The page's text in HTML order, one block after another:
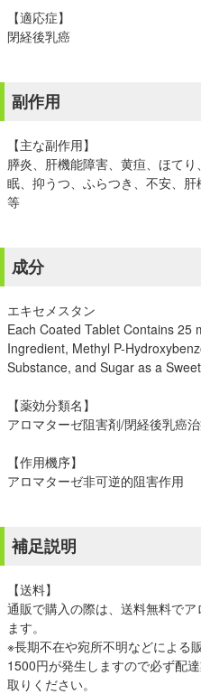
【適応症】
閉経後乳癌
副作用
【主な副作用】
膵炎、肝機能障害、黄疸、ほて
眠、抑うつ、ふらつき、不安、
等
成分
エキセメスタン
Each Coated Tablet Contains 25
Ingredient, Methyl P-
Substance, and Sugar as a
【薬効分類名】
アロマターゼ阻害剤/閉経後乳癌
【作用機序】
アロマターゼ非可逆的阻害作用
補足説明
【送料】
通販で購入の際は、送料無料で
ます。
※長期不在や宛所不明などによる
1500円が発生しますので必ず配
取りください。